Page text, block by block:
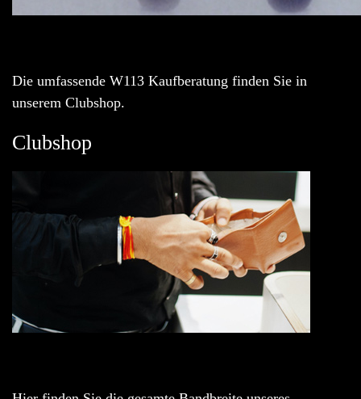
Die umfassende W113 Kaufberatung finden Sie in
unserem Clubshop.
Clubshop